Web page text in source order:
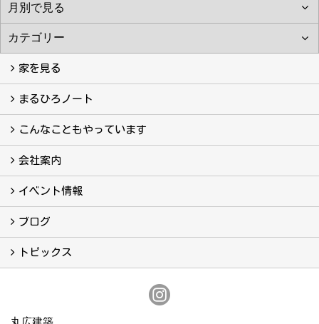
家を見る
フォトギャラリー
現場レポート
完工事例
お客様の声
まるひろノート
真っ直ぐの家づくり
自慢の大工たち
こだわりの自然素材
快適な家のエッセンス
注文住宅ができるまで
こんなこともやっています
こんなこともやっています
会社案内
会社案内
まるひろの人
スタッフ紹介
プライバシーポリシー
イベント情報
イベント予告
イベント報告
ブログ
ブログ
トピックス
丸広建築